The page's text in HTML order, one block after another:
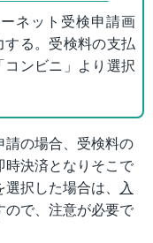
ネット受検申請画
る。受検料の支払
ンビニ」より選択
請の場合、受検料の
決済となりそこで
択した場合は、 入
ので、注意が必要で